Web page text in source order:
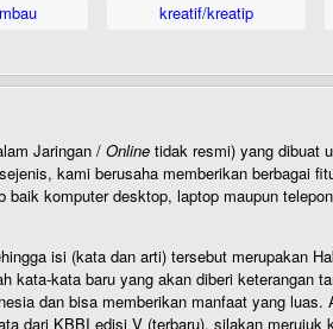
kreatif/kreatip
Jaringan / Online tidak resmi) yang dibuat
kami berusaha memberikan berbagai
komputer desktop, laptop maupun
isi (kata dan arti) tersebut merupakan
kata-kata baru yang akan diberi keterangan
dan bisa memberikan manfaat yang
dari KBBI edisi V (terbaru), silakan merujuk